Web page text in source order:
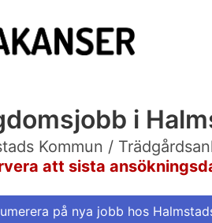
i
Kommun /
att sista
på nya jobb hos